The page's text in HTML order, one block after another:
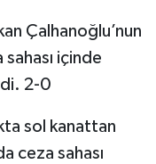
Çalhanoğlu’nun
içinde
2-0
sol kanattan
ceza sahası